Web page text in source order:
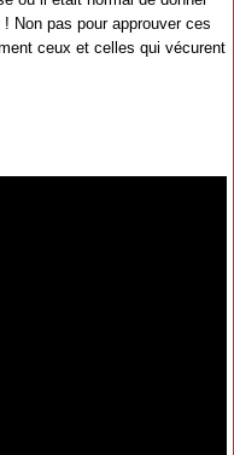
Non pas pour approuver ces
ceux et celles qui vécurent